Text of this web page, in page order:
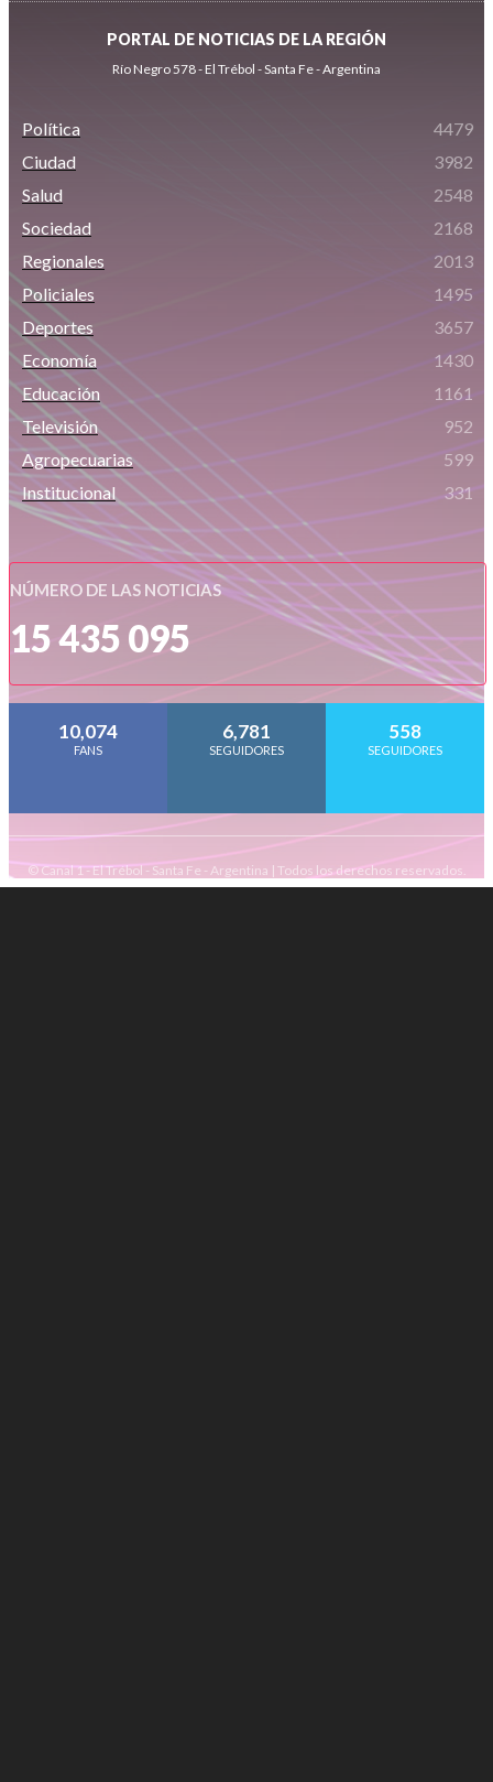
PORTAL DE NOTICIAS DE LA REGIÓN
Río Negro 578 - El Trébol - Santa Fe - Argentina
Política
4479
Ciudad
3982
Salud
2548
Sociedad
2168
Regionales
2013
Policiales
1495
Deportes
3657
Economía
1430
Educación
1161
Televisión
952
Agropecuarias
599
Institucional
331
NÚMERO DE LAS NOTICIAS
15 435 095
10,074
FANS
6,781
SEGUIDORES
558
SEGUIDORES
© Canal 1 - El Trébol - Santa Fe - Argentina | Todos los derechos reservados.